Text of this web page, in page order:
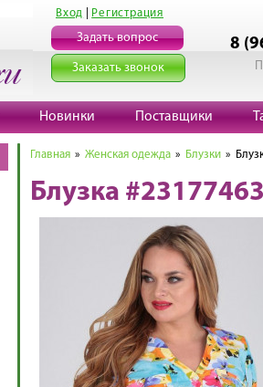
Вход Регистрация
Задать вопрос
Заказать звонок
8
Новинки Поставщики
Главная » Женская одежда » Блузки »
Блузка #23177463